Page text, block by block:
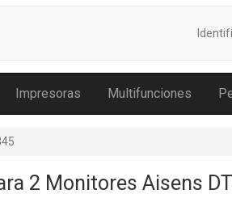
Impresoras Multifunciones
2 Monitores Aisens